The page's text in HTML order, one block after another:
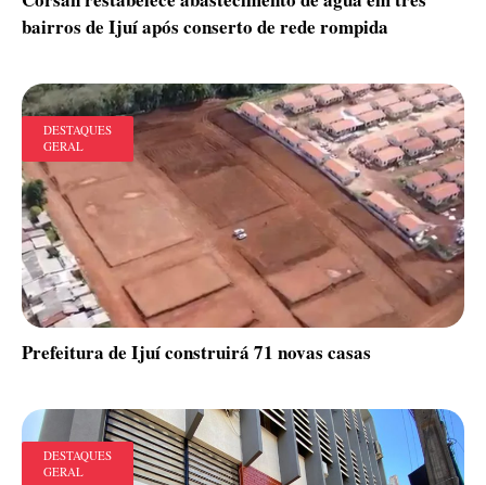
bairros de Ijuí após conserto de rede rompida
DESTAQUES
GERAL
Prefeitura de Ijuí construirá 71 novas casas
DESTAQUES
GERAL